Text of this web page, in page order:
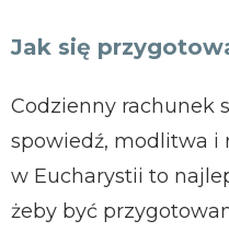
Jak się
Codzienny rachunek
spowiedź, modlitwa i
w Eucharystii to
żeby być